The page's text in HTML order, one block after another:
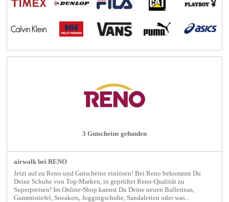
3 Gutscheine gefunden
airwalk bei RENO
Jetzt auf zu Reno und Gutscheine einlösen! Bei Reno bekommst Du
Deine Schuhe von Top-Marken, in geprüfter Reno-Qualität zu
Superpreisen! Im Online-Shop kannst Du Deine neuen Ballerinas,
Gummistiefel, Sneakers, Joggingschuhe, Sandaletten oder was...